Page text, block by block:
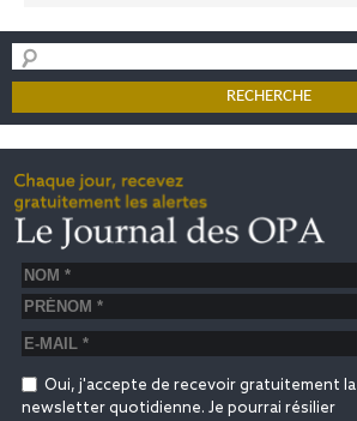
Oui, j'accepte de recevoir gratuitement la
newsletter quotidienne. Je pourrai résilier